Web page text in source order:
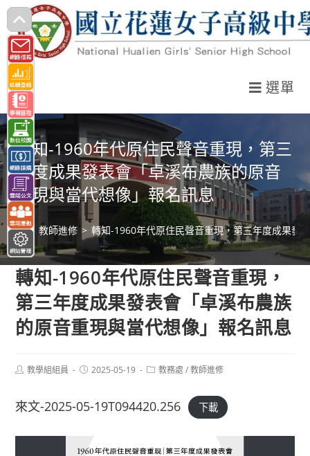
跳
轉
至
主
要
內
容
選單
轉知-1960年代原住民聲音重現，第三
年度成果發表會「卓溪布農族的原音
重現與當代想像」報名訊息
> 教師進修 > 轉知-1960年代原住民聲音重現，第三年度成果發
轉知-1960年代原住民聲音重現，
第三年度成果發表會「卓溪布農族
的原音重現與當代想像」報名訊息
Post教學組組員
Post2025-05-19
Post教務處 / 教師進修
來文-2025-05-19T094420.256 下載